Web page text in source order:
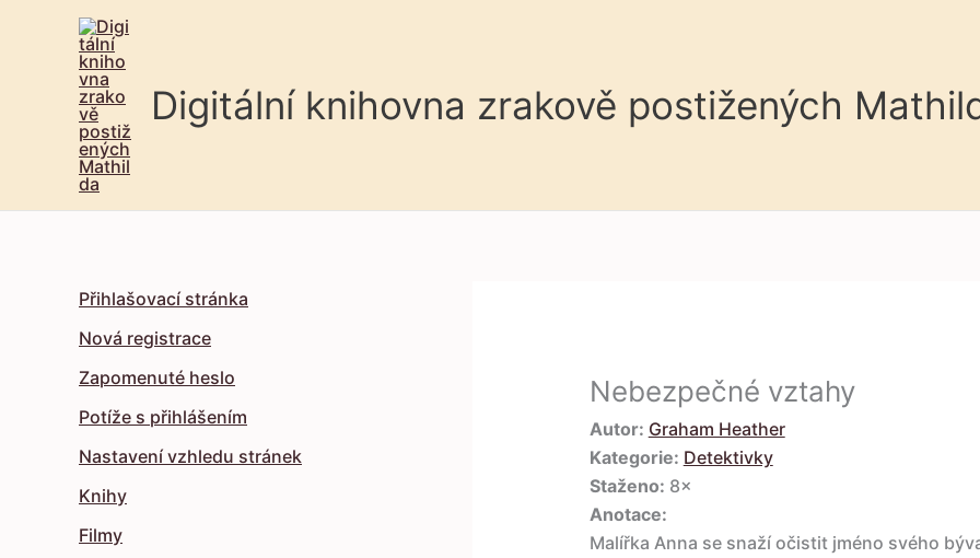
Digitální knihovna zrakově postižených
Přihlašovací stránka
Nová registrace
Zapomenuté heslo
Potíže s přihlášením
Nastavení vzhledu stránek
Knihy
Filmy
Nebezpečné vztahy
Autor: Graham Heather
Kategorie: Detektivky
Staženo: 8×
Anotace:
Malířka Anna se snaží očistit jméno svého